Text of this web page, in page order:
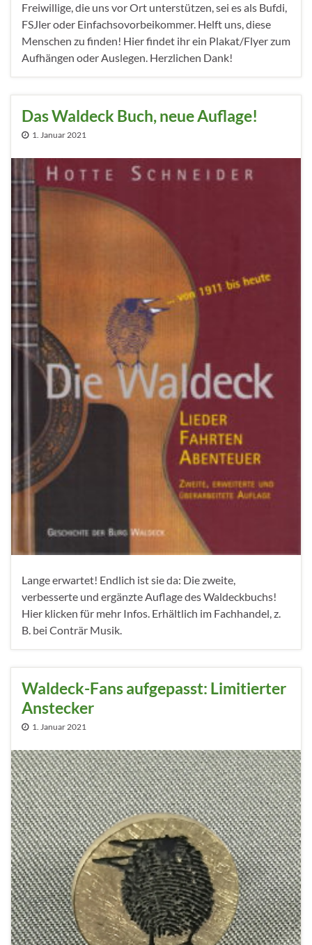
Freiwillige, die uns vor Ort unterstützen, sei es als Bufdi,
FSJler oder Einfachsovorbeikommer. Helft uns, diese
Menschen zu finden! Hier findet ihr ein Plakat/Flyer zum
Aufhängen oder Auslegen. Herzlichen Dank!
Das Waldeck Buch, neue Auflage!
1. Januar 2021
Lange erwartet! Endlich ist sie da: Die zweite,
verbesserte und ergänzte Auflage des Waldeckbuchs!
Hier klicken für mehr Infos. Erhältlich im Fachhandel, z.
B. bei Conträr Musik.
Waldeck-Fans aufgepasst: Limitierter
Anstecker
1. Januar 2021